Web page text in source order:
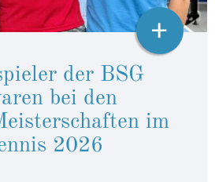
der BSG
bei den
im
2026
+